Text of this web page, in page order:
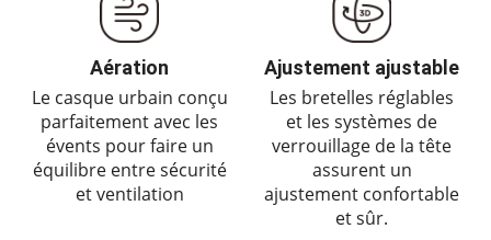
Aération
Le casque urbain conçu
parfaitement avec les
évents pour faire un
équilibre entre sécurité
et ventilation
Ajustement ajustable
Les bretelles réglables
et les systèmes de
verrouillage de la tête
assurent un
ajustement confortable
et sûr.